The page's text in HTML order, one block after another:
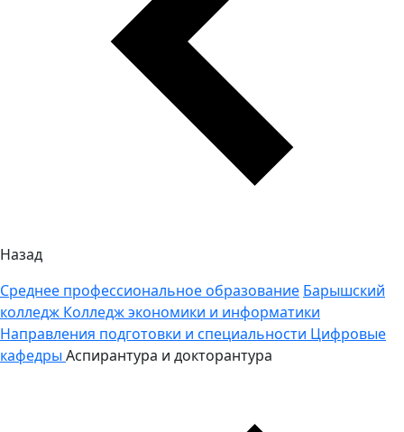
Назад
Среднее профессиональное образование Барышский
колледж Колледж экономики и информатики
Направления подготовки и специальности Цифровые
кафедры Аспирантура и докторантура